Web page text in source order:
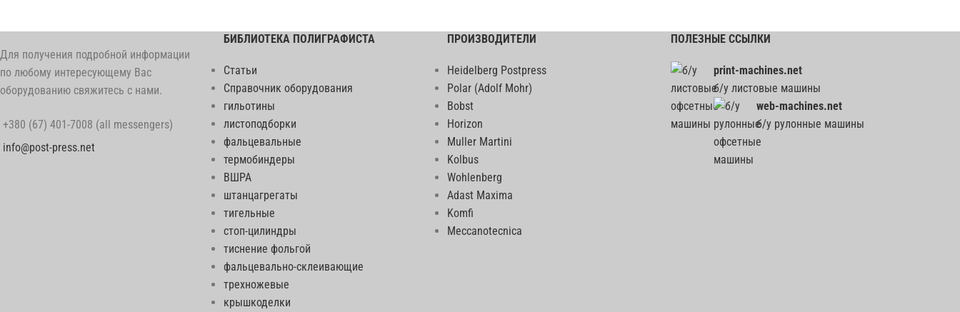
Для получения подробной информации
по любому интересующему Вас
оборудованию свяжитесь с нами.
+380 (67) 401-7008 (all messengers)
info@post-press.net
БИБЛИОТЕКА ПОЛИГРАФИСТА
Статьи
Справочник оборудования
гильотины
листоподборки
фальцевальные
термобиндеры
ВШРА
штанцагрегаты
тигельные
стоп-цилиндры
тиснение фольгой
фальцевально-склеивающие
трехножевые
крышкоделки
ПРОИЗВОДИТЕЛИ
Heidelberg Postpress
Polar (Adolf Mohr)
Bobst
Horizon
Muller Martini
Kolbus
Wohlenberg
Adast Maxima
Komfi
Meccanotecnica
ПОЛЕЗНЫЕ ССЫЛКИ
print-machines.net
б/у листовые машины
web-machines.net
б/у рулонные машины